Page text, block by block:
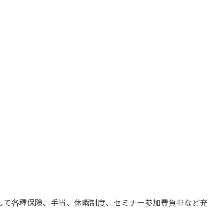
各種保険、手当、休暇制度、セミナー参加費負担など充